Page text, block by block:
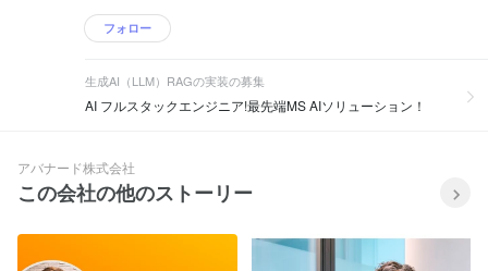
フォロー
生成AI（LLM）RAGの実装の募集
AI フルスタックエンジニア!最先端MS AIソリューション！
アバナード株式会社
この会社の他のストーリー